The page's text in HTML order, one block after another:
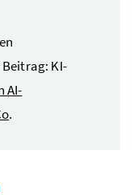
KI-
AI-
.